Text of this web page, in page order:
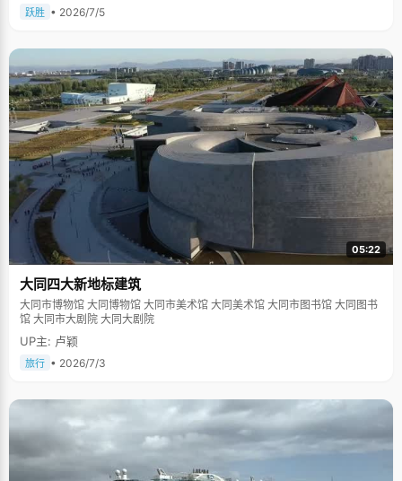
跃胜 • 2026/7/5
05:22
大同四大新地标建筑
大同市博物馆 大同博物馆 大同市美术馆 大同美术馆 大同市图书馆 大同图书
馆 大同市大剧院 大同大剧院
UP主: 卢颖
旅行 • 2026/7/3